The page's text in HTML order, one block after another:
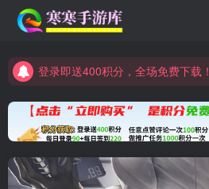
登录即送400积分，全场免费下载！
登录即送400积分，全场免费下载！
点进来看看新手教程